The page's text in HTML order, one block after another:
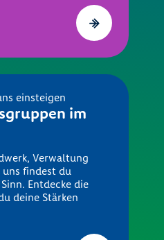
einsteigen
im
Verwaltung
uns findest du
Entdecke die
deine Stärken